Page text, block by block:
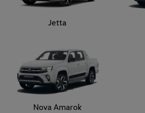
Jetta
Nova Amarok